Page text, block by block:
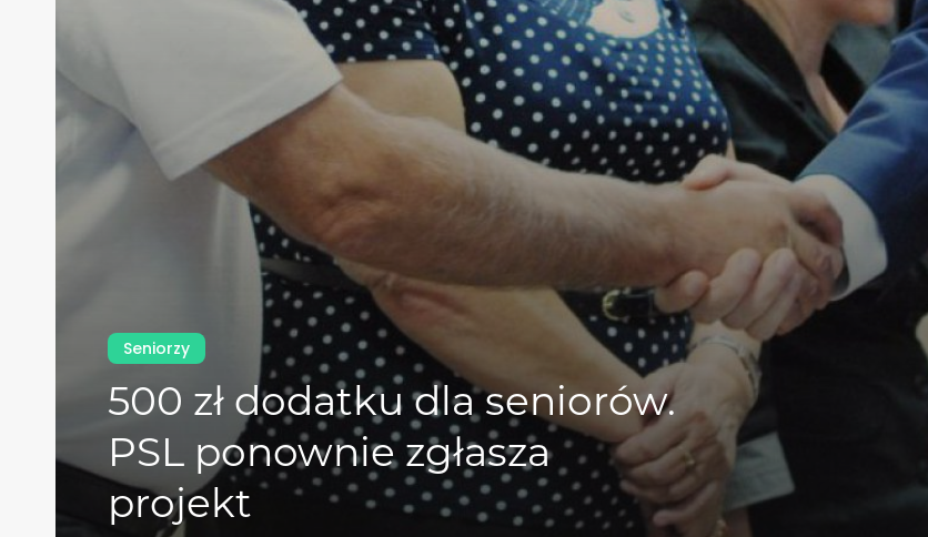
Seniorzy
500 zł dodatku dla seniorów.
PSL ponownie zgłasza
projekt